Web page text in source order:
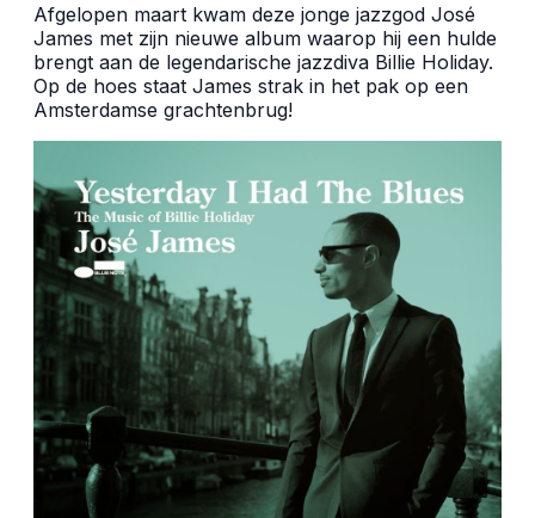
Afgelopen maart kwam deze jonge jazzgod José
James met zijn nieuwe album waarop hij een hulde
brengt aan de legendarische jazzdiva Billie Holiday.
Op de hoes staat James strak in het pak op een
Amsterdamse grachtenbrug!